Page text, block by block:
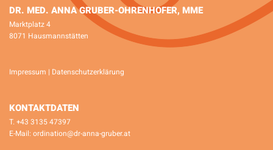
DR. MED. ANNA GRUBER-OHRENHOFER, MME
Marktplatz 4
8071 Hausmannstätten
Impressum | Datenschutzerklärung
KONTAKTDATEN
T. +43 3135 47397
E-Mail: ordination@dr-anna-gruber.at